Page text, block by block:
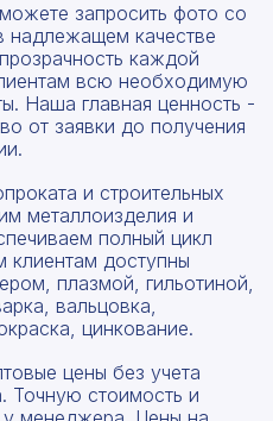
запросить фото со
надлежащем качестве
каждой
всю необходимую
Наша главная ценность -
от заявки до получения
и строительных
металлоизделия и
полный цикл
доступны
плазмой, гильотиной,
вальцовка,
цинкование.
цены без учета
Точную стоимость и